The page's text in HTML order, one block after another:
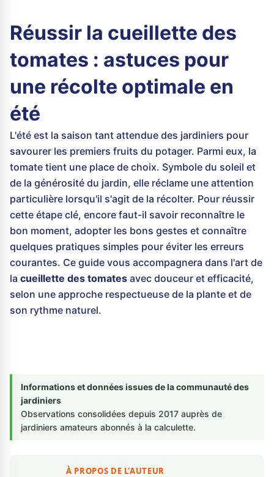
Réussir la cueillette des
tomates : astuces pour
une récolte optimale en
été
L'été est la saison tant attendue des jardiniers pour
savourer les premiers fruits du potager. Parmi eux, la
tomate tient une place de choix. Symbole du soleil et
de la générosité du jardin, elle réclame une attention
particulière lorsqu'il s'agit de la récolter. Pour réussir
cette étape clé, encore faut-il savoir reconnaître le
bon moment, adopter les bons gestes et connaître
quelques pratiques simples pour éviter les erreurs
courantes. Ce guide vous accompagnera dans l'art de
la cueillette des tomates avec douceur et efficacité,
selon une approche respectueuse de la plante et de
son rythme naturel.
Informations et données issues de la communauté des
jardiniers
Observations consolidées depuis 2017 auprès de
jardiniers amateurs abonnés à la calculette.
À PROPOS DE L'AUTEUR